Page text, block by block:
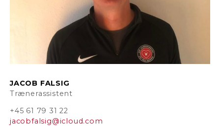
JACOB FALSIG
Trænerassistent
+45 61 79 31 22
jacobfalsig@icloud.com